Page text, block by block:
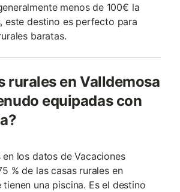
menos de 100€ la
este destino es perfecto para
baratas.
rurales en Valldemosa
equipadas con
en los datos de Vacaciones
% de las casas rurales en
tienen una piscina. Es el destino